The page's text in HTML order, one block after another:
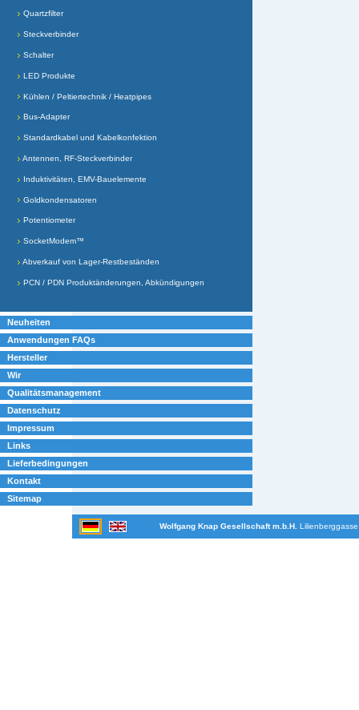
Quartzfilter
Steckverbinder
Schalter
LED Produkte
Kühlen / Peltiertechnik / Heatpipes
Bus-Adapter
Standardkabel und Kabelkonfektion
Antennen, RF-Steckverbinder
Induktivitäten, EMV-Bauelemente
Goldkondensatoren
Potentiometer
SocketModem™
Abverkauf von Lager-Restbeständen
PCN / PDN Produktänderungen, Abkündigungen
Neuheiten
Anwendungen FAQs
Hersteller
Wir
Qualitätsmanagement
Datenschutz
Impressum
Links
Lieferbedingungen
Kontakt
Sitemap
Wolfgang Knap Gesellschaft m.b.H.